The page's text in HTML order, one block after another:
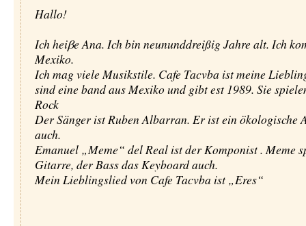
Hallo!
Ich heiβe Ana. Ich bin neununddreißig Jahre alt. Ich
Mexiko.
Ich mag viele Musikstile. Cafe Tacvba ist meine
sind eine band aus Mexiko und gibt est 1989. Sie
Rock
Der Sänger ist Ruben Albarran. Er ist ein ökologische
auch.
Emanuel „Meme“ del Real ist der Komponist . Meme
Gitarre, der Bass das Keyboard auch.
Mein Lieblingslied von Cafe Tacvba ist „Eres“